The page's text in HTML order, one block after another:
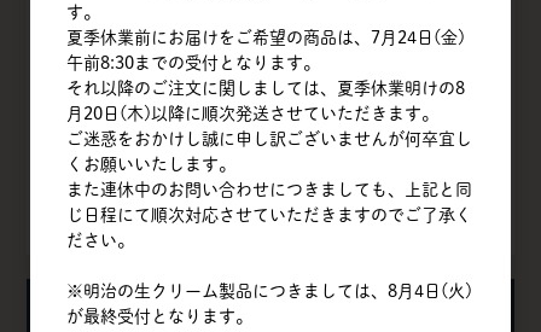
会社概要
商品一覧
クイックオーダー
よくある質問
お問い合わせ
お知らせ
す。
夏季休業前にお届けをご希望の商品は、7月24日(金)
午前8:30までの受付となります。
それ以降のご注文に関しましては、夏季休業明けの8
月20日(木)以降に順次発送させていただきます。
ご迷惑をおかけし誠に申し訳ございませんが何卒宜し
くお願いいたします。
また連休中のお問い合わせにつきましても、上記と同
じ日程にて順次対応させていただきますのでご了承く
ださい。
※明治の生クリーム製品につきましては、8月4日(火)
が最終受付となります。